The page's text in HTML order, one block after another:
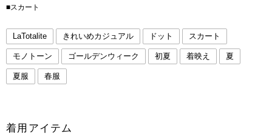
■スカート
LaTotalite きれいめカジュアル ドット スカート
モノトーン ゴールデンウィーク 初夏 着映え 夏
夏服 春服
着用アイテム